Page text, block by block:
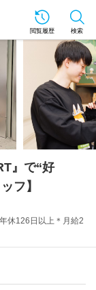
閲覧履歴 検索
』で“好
フ】
休126日以上＊月給2